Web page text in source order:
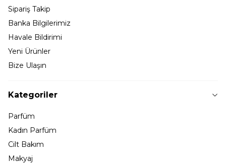
Sipariş Takip
Banka Bilgilerimiz
Havale Bildirimi
Yeni Ürünler
Bize Ulaşın
Kategoriler
Parfüm
Kadın Parfüm
Cilt Bakım
Makyaj